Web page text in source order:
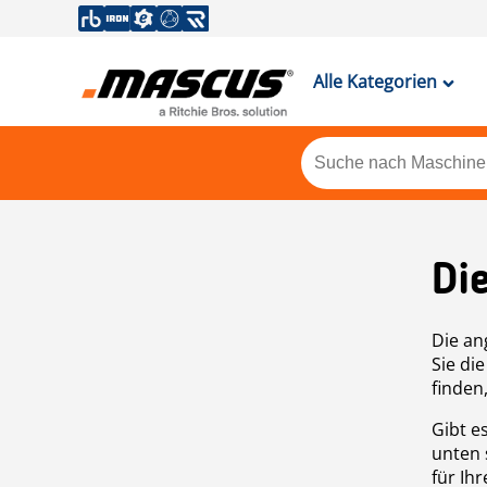
Alle Kategorien
Die
Sie
Gibt
unten
für